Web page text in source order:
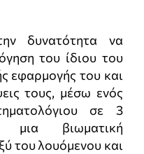
δυνατότητα να
του ίδιου του
εφαρμογής του και
τους, μέσω ενός
σε 3
μια βιωματική
του λουόμενου και